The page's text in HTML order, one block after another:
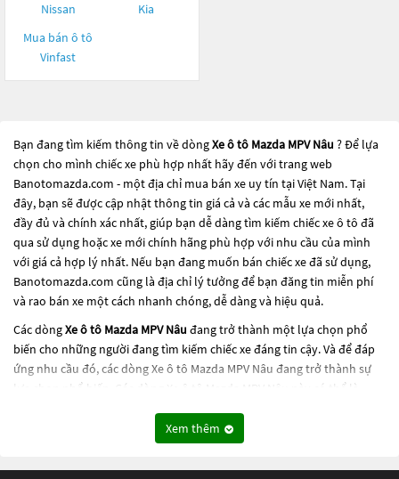
Nissan
Kia
Mua bán ô tô
Vinfast
Bạn đang tìm kiếm thông tin về dòngXe ô tô Mazda MPV Nâu ? Để lựa
chọn cho mình chiếc xe phù hợp nhất hãy đến với trang web
Banotomazda.com - một địa chỉ mua bán xe uy tín tại Việt Nam. Tại
đây, bạn sẽ được cập nhật thông tin giá cả và các mẫu xe mới nhất,
đầy đủ và chính xác nhất, giúp bạn dễ dàng tìm kiếm chiếc xe ô tô đã
qua sử dụng hoặc xe mới chính hãng phù hợp với nhu cầu của mình
với giá cả hợp lý nhất. Nếu bạn đang muốn bán chiếc xe đã sử dụng,
Banotomazda.com cũng là địa chỉ lý tưởng để bạn đăng tin miễn phí
và rao bán xe một cách nhanh chóng, dễ dàng và hiệu quả.
Các dòngXe ô tô Mazda MPV Nâu đang trở thành một lựa chọn phổ
biến cho những người đang tìm kiếm chiếc xe đáng tin cậy. Và để đáp
ứng nhu cầu đó, các dòngXe ô tô Mazda MPV Nâu đang trở thành sự
lựa chọn phổ biến. Các dòng
Xe ô tô Mazda MPV Nâu
này có thể là
thiết kế hiện đại và công nghệ tiên tiến. Các dòng
này đều được kiểm tra và bảo dưỡng kỹ lưỡng để đảm bảo chất
lượng và hiệu suất tốt nhất. Nếu bạn đang tìm kiếm một chiếc xe, hãy
Xem thêm